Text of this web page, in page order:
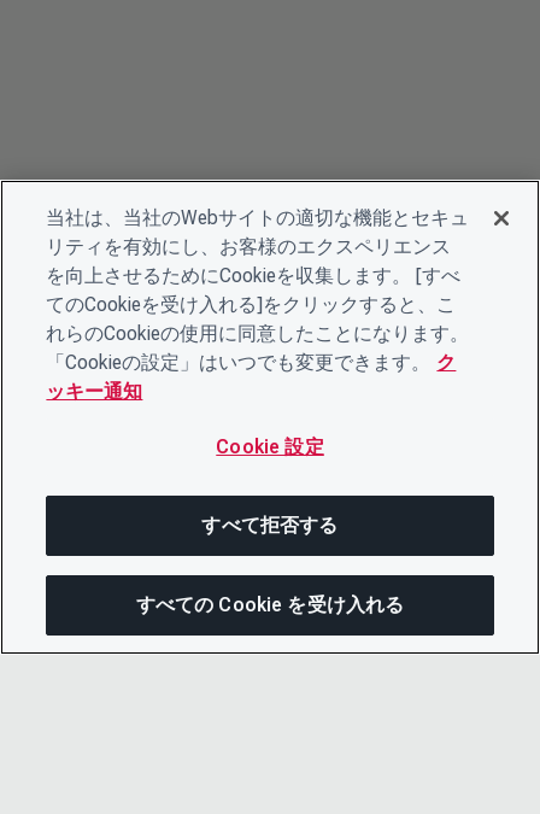
当社は、当社のWebサイトの適切な機能とセキュ
リティを有効にし、お客様のエクスペリエンス
を向上させるためにCookieを収集します。 [すべ
てのCookieを受け入れる]をクリックすると、こ
れらのCookieの使用に同意したことになります。
「Cookieの設定」はいつでも変更できます。
ク
ッキー通知
Cookie 設定
すべて拒否する
すべての Cookie を受け入れる